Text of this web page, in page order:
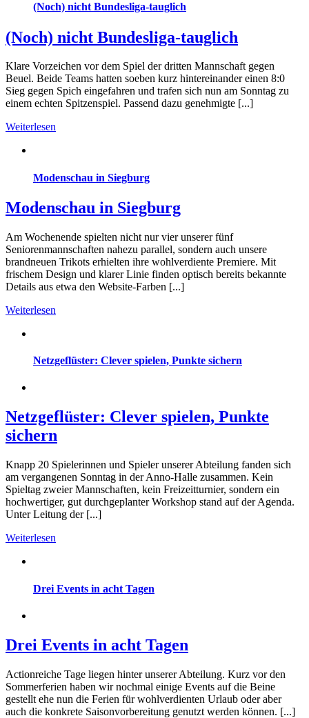
(Noch) nicht Bundesliga-tauglich
(Noch) nicht Bundesliga-tauglich
Klare Vorzeichen vor dem Spiel der dritten Mannschaft gegen
Beuel. Beide Teams hatten soeben kurz hintereinander einen 8:0
Sieg gegen Spich eingefahren und trafen sich nun am Sonntag zu
einem echten Spitzenspiel. Passend dazu genehmigte [...]
Weiterlesen
Modenschau in Siegburg
Modenschau in Siegburg
Am Wochenende spielten nicht nur vier unserer fünf
Seniorenmannschaften nahezu parallel, sondern auch unsere
brandneuen Trikots erhielten ihre wohlverdiente Premiere. Mit
frischem Design und klarer Linie finden optisch bereits bekannte
Details aus etwa den Website-Farben [...]
Weiterlesen
Netzgeflüster: Clever spielen, Punkte sichern
Netzgeflüster: Clever spielen, Punkte
sichern
Knapp 20 Spielerinnen und Spieler unserer Abteilung fanden sich
am vergangenen Sonntag in der Anno-Halle zusammen. Kein
Spieltag zweier Mannschaften, kein Freizeitturnier, sondern ein
hochwertiger, gut durchgeplanter Workshop stand auf der Agenda.
Unter Leitung der [...]
Weiterlesen
Drei Events in acht Tagen
Drei Events in acht Tagen
Actionreiche Tage liegen hinter unserer Abteilung. Kurz vor den
Sommerferien haben wir nochmal einige Events auf die Beine
gestellt ehe nun die Ferien für wohlverdienten Urlaub oder aber
auch die konkrete Saisonvorbereitung genutzt werden können. [...]